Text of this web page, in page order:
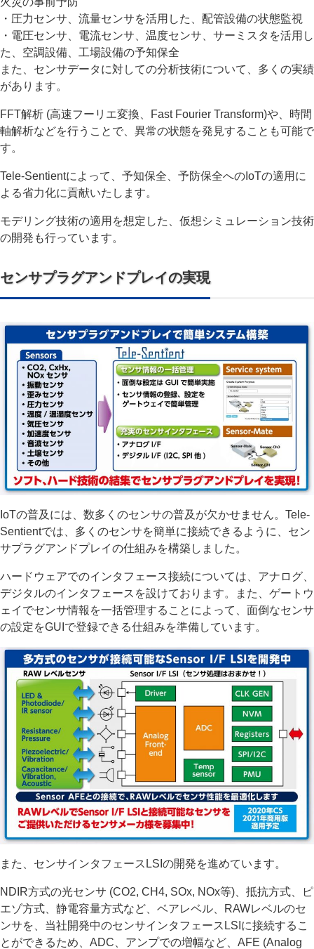
・圧力センサ、流量センサを活用した、配管設備の状態監視
・電圧センサ、電流センサ、温度センサ、サーミスタを活用し
た、空調設備、工場設備の予知保全
また、センサデータに対しての分析技術について、多くの実績
があります。
FFT解析 (高速フーリエ変換、Fast Fourier Transform)や、時間
軸解析などを行うことで、異常の状態を発見することも可能で
す。
Tele-Sentientによって、予知保全、予防保全へのIoTの適用に
よる省力化に貢献いたします。
モデリング技術の適用を想定した、仮想シミュレーション技術
の開発も行っています。
センサプラグアンドプレイの実現
IoTの普及には、数多くのセンサの普及が欠かせません。Tele-
Sentientでは、多くのセンサを簡単に接続できるように、セン
サプラグアンドプレイの仕組みを構築しました。
ハードウェアでのインタフェース接続については、アナログ、
デジタルのインタフェースを設けております。また、ゲートウ
ェイでセンサ情報を一括管理することによって、面倒なセンサ
の設定をGUIで登録できる仕組みを準備しています。
また、センサインタフェースLSIの開発を進めています。
NDIR方式の光センサ (CO2, CH4, SOx, NOx等)、抵抗方式、ピ
エゾ方式、静電容量方式など、ベアレベル、RAWレベルのセ
ンサを、当社開発中のセンサインタフェースLSIに接続するこ
とができるため、ADC、アンプでの増幅など、AFE (Analog